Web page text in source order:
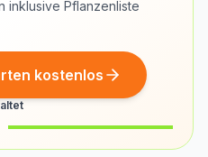
inklusive Pflanzenliste
kostenlos